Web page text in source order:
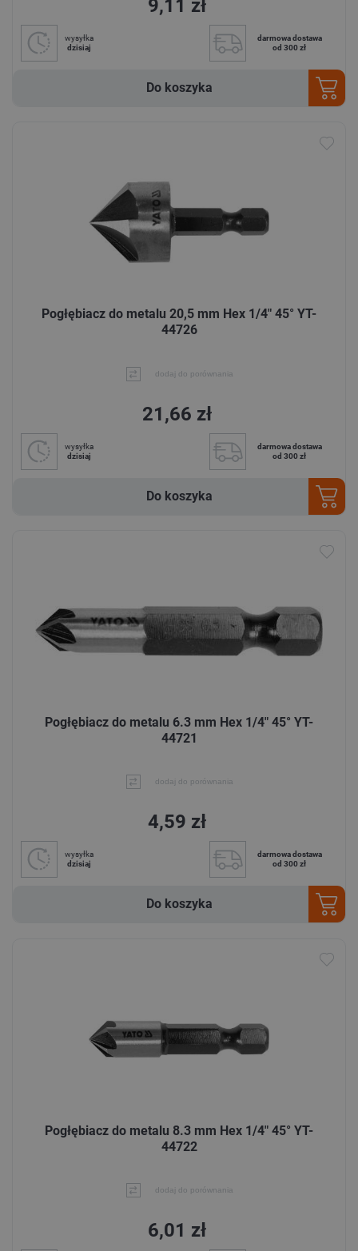
9,11 zł
wysyłka
dzisiaj
darmowa dostawa
od 300 zł
Do koszyka
Pogłębiacz do metalu 20,5 mm Hex 1/4" 45° YT-
44726
dodaj do porównania
21,66 zł
wysyłka
dzisiaj
darmowa dostawa
od 300 zł
Do koszyka
Pogłębiacz do metalu 6.3 mm Hex 1/4" 45° YT-
44721
dodaj do porównania
4,59 zł
wysyłka
dzisiaj
darmowa dostawa
od 300 zł
Do koszyka
Pogłębiacz do metalu 8.3 mm Hex 1/4" 45° YT-
44722
dodaj do porównania
6,01 zł